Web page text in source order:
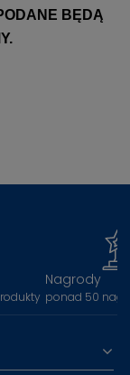
BĘDĄ
Nagrody
ponad 50